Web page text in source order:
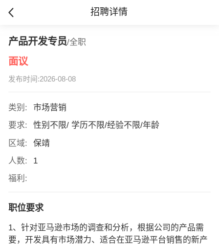
招聘详情
产品开发专员/全职
面议
发布时间:2026-08-08
类别:
市场营销
要求:
性别不限/ 学历不限/经验不限/年龄
区域:
保靖
人数:
1
福利:
职位要求
1、针对亚马逊市场的调查和分析，根据公司的产品需
要，开发具有市场潜力、适合在亚马逊平台销售的新产